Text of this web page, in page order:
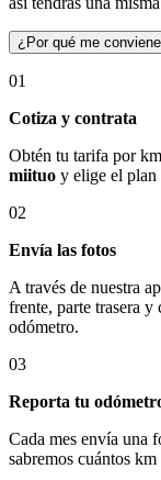
¿Por qué me conviene
01
Cotiza y contrata
Obtén tu tarifa por
miituo y elige el plan
02
Envía las fotos
A través de nuestra
frente, parte trasera y
odómetro.
03
Reporta tu
Cada mes envía una
sabremos cuántos